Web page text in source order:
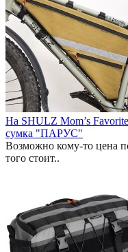
На SHULZ Mom’s
сумка "ПАРУС"
Возможно кому-то цена
того стоит..